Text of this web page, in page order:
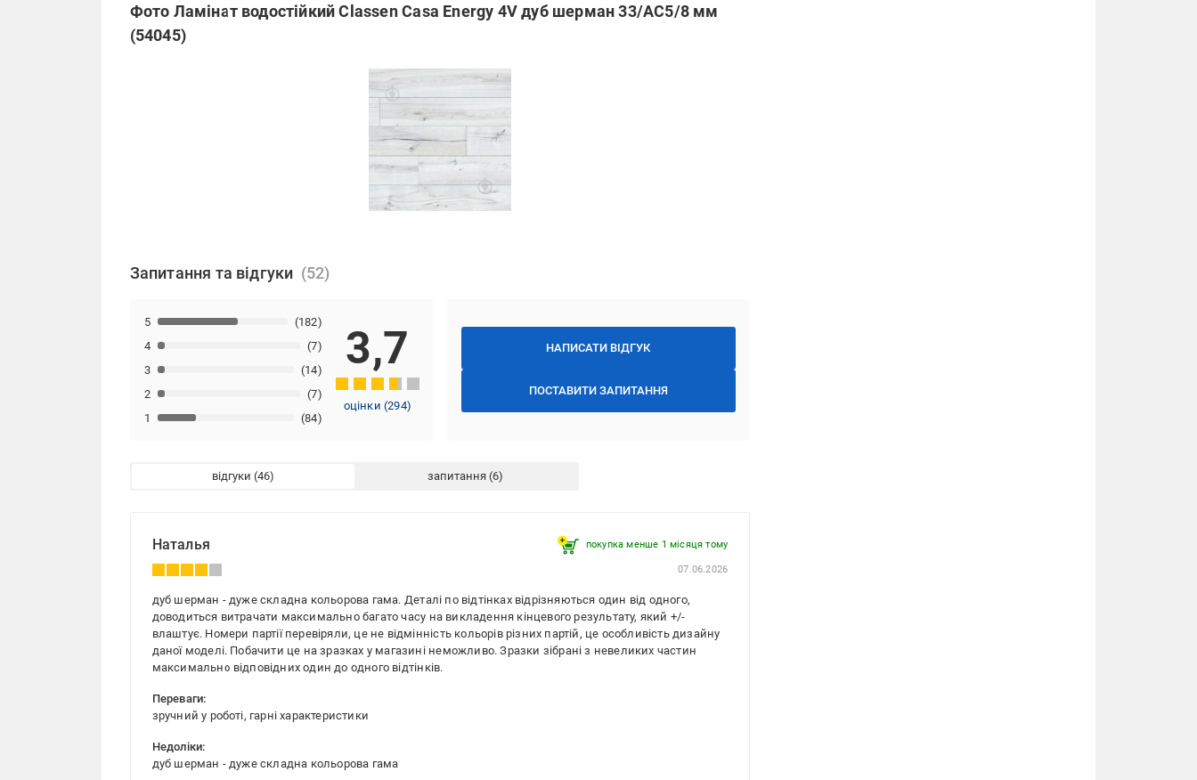
Фото Ламінат водостійкий Classen Casa Energy 4V дуб шерман 33/АС5/8 мм
(54045)
Запитання та відгуки
НАПИСАТИ ВІДГУК
ПОСТАВИТИ ЗАПИТАННЯ
1 (84)
2 (7)
3 (14)
4 (7)
5 (182)
3,7
оцінки (294)
відгуки запитання
Наталья покупка менше 1 місяця томy
07.06.2026
дуб шерман - дуже складна кольорова гама. Деталі по відтінках відрізняються один від одного,
доводиться витрачати максимально багато часу на викладення кінцевого результату, який +/-
влаштує. Номери партії перевіряли, це не відмінність кольорів різних партій, це особливість дизайну
даної моделі. Побачити це на зразках у магазині неможливо. Зразки зібрані з невеликих частин
максимально відповідних один до одного відтінків.
Переваги:
зручний у роботі, гарні характеристики
Недоліки:
дуб шерман - дуже складна кольорова гама